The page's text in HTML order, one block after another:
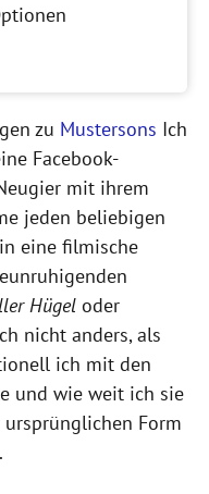
zu Mustersons Ich
Facebook-
mit ihrem
jeden beliebigen
eine filmische
Hügel oder
nicht anders, als
ich mit den
und wie weit ich sie
Form